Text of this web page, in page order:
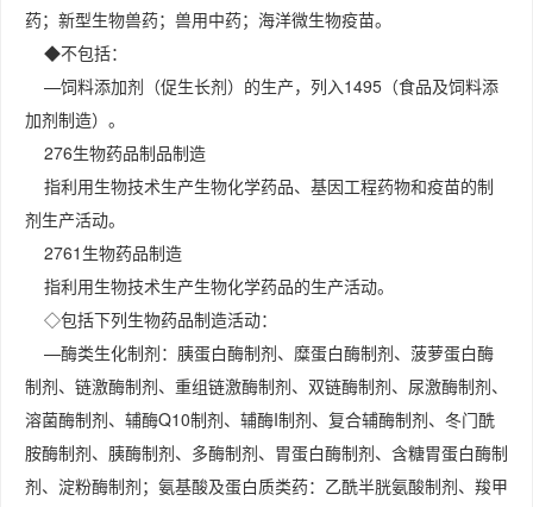
药；新型生物兽药；兽用中药；海洋微生物疫苗。
◆不包括：
—饲料添加剂（促生长剂）的生产，列入1495（食品及饲料添
加剂制造）。
276生物药品制品制造
指利用生物技术生产生物化学药品、基因工程药物和疫苗的制
剂生产活动。
2761生物药品制造
指利用生物技术生产生物化学药品的生产活动。
◇包括下列生物药品制造活动：
—酶类生化制剂：胰蛋白酶制剂、糜蛋白酶制剂、菠萝蛋白酶
制剂、链激酶制剂、重组链激酶制剂、双链酶制剂、尿激酶制剂、
溶菌酶制剂、辅酶Q10制剂、辅酶I制剂、复合辅酶制剂、冬门酰
胺酶制剂、胰酶制剂、多酶制剂、胃蛋白酶制剂、含糖胃蛋白酶制
剂、淀粉酶制剂；氨基酸及蛋白质类药：乙酰半胱氨酸制剂、羧甲